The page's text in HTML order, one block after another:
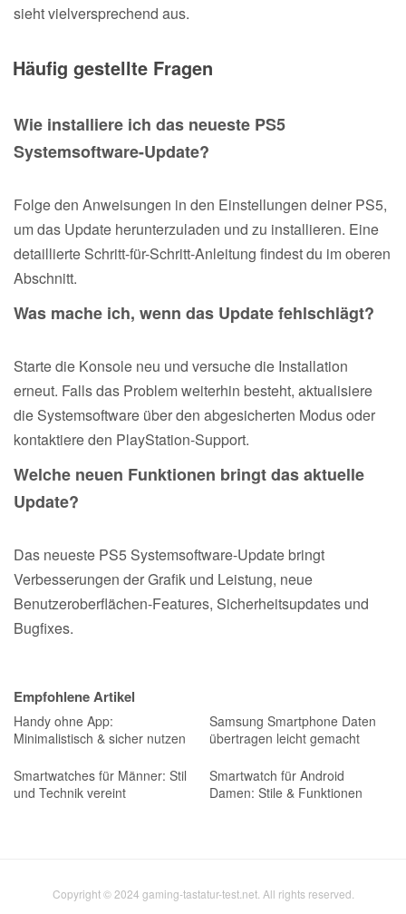
sieht vielversprechend aus.
Häufig gestellte Fragen
Wie installiere ich das neueste PS5
Systemsoftware-Update?
Folge den Anweisungen in den Einstellungen deiner PS5,
um das Update herunterzuladen und zu installieren. Eine
detaillierte Schritt-für-Schritt-Anleitung findest du im oberen
Abschnitt.
Was mache ich, wenn das Update fehlschlägt?
Starte die Konsole neu und versuche die Installation
erneut. Falls das Problem weiterhin besteht, aktualisiere
die Systemsoftware über den abgesicherten Modus oder
kontaktiere den PlayStation-Support.
Welche neuen Funktionen bringt das aktuelle
Update?
Das neueste PS5 Systemsoftware-Update bringt
Verbesserungen der Grafik und Leistung, neue
Benutzeroberflächen-Features, Sicherheitsupdates und
Bugfixes.
Empfohlene Artikel
Handy ohne App:
Minimalistisch & sicher nutzen
Samsung Smartphone Daten
übertragen leicht gemacht
Smartwatches für Männer: Stil
und Technik vereint
Smartwatch für Android
Damen: Stile & Funktionen
Copyright © 2024 gaming-tastatur-test.net. All rights reserved.